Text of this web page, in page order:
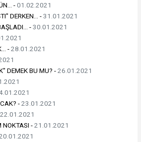
-01.02.2021
DERKEN... -31.01.2021
-30.01.2021
-28.01.2021
DEMEK BU MU? -26.01.2021
-23.01.2021
22.01.2021
NOKTASI -21.01.2021